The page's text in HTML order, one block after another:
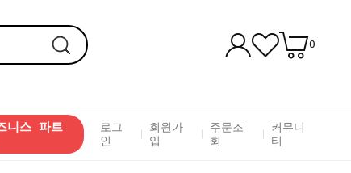
0
니스 파트
로그
인
회원가
입
주문조
회
커뮤니
티